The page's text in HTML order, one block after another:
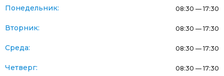
Понедельник: 08:30 — 17:30
Вторник: 08:30 — 17:30
Среда: 08:30 — 17:30
Четверг: 08:30 — 17:30